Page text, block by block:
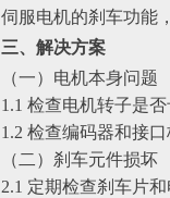
伺服电机的刹车功能
三、解决方案
（一）电机本身问题
1.1 检查电机转子是
1.2 检查编码器和接
（二）刹车元件损坏
2.1 定期检查刹车片